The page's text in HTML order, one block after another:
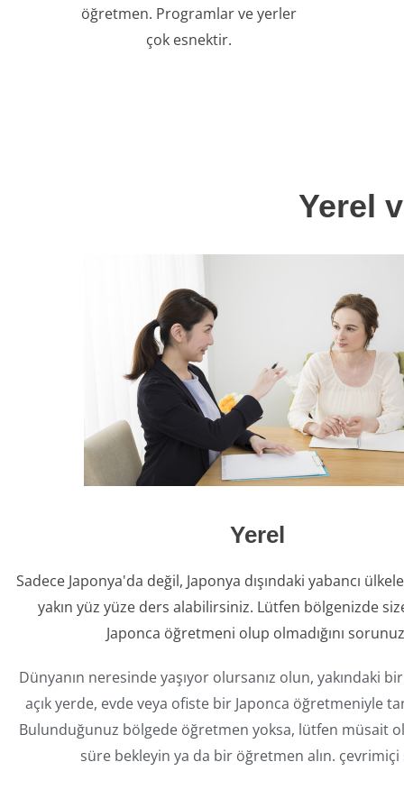
öğretmen. Programlar ve yerler
çok esnektir.
Yerel
Yerel
Sadece Japonya'da değil, Japonya dışındaki yabancı
yakın yüz yüze ders alabilirsiniz. Lütfen bölgenizde
Japonca öğretmeni olup olmadığını
Dünyanın neresinde yaşıyor olursanız olun, yakındaki
açık yerde, evde veya ofiste bir Japonca öğretmeniyle
Bulunduğunuz bölgede öğretmen yoksa, lütfen müsait
süre bekleyin ya da bir öğretmen alın. çevrimiçi